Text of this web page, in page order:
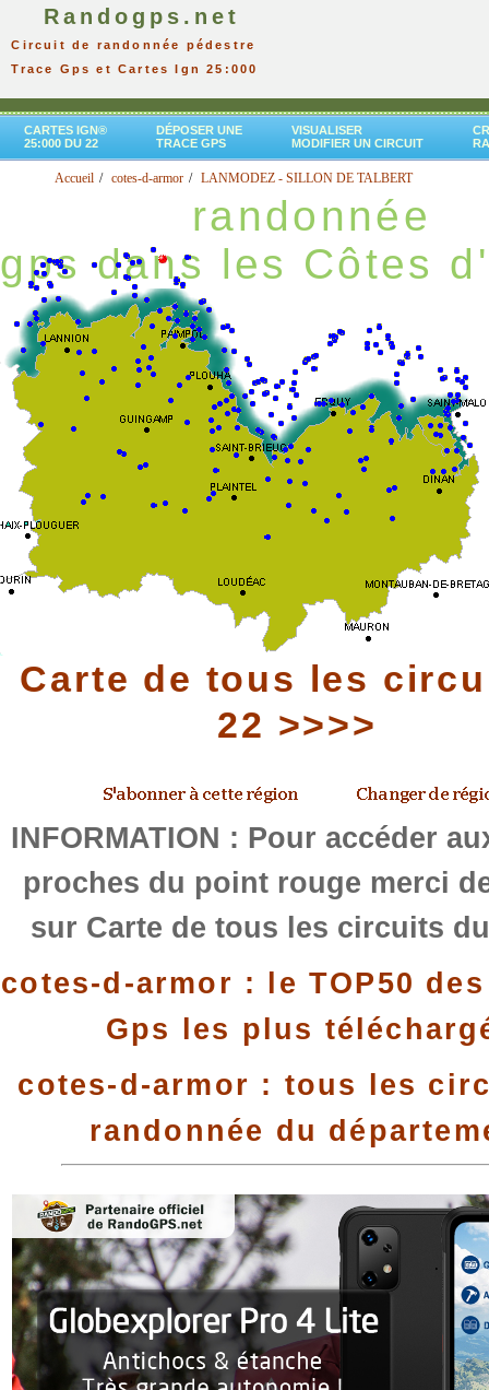
Randogps.net
Circuit de randonnée pédestre
Trace Gps et Cartes Ign 25:000
CARTES IGN®
25:000 DU 22
DÉPOSER UNE
TRACE GPS
VISUALISER
MODIFIER UN CIRCUIT
Accueil cotes-d-armor LANMODEZ - SILLON DE TALBERT
randonnée
gps dans les Côtes
Carte de tous les
22 >>>>
INFORMATION : Pour accéder
proches du point rouge merci
sur Carte de tous les circuits
cotes-d-armor : le TOP50
Gps les plus
cotes-d-armor : tous les
randonnée du